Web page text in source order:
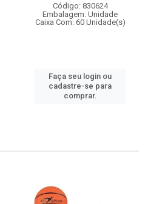
Código: 830624
Embalagem: Unidade
Caixa Com: 60 Unidade(s)
Faça seu login ou
cadastre-se para
comprar.